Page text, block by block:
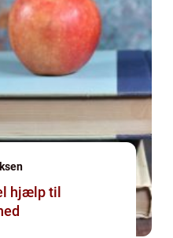
hjælp til